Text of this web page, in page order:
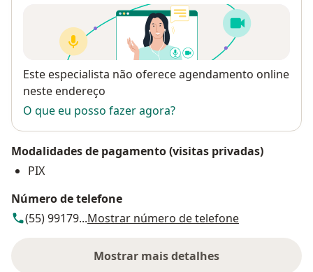
Disponibilidade
Este especialista não oferece agendamento online
neste endereço
O que eu posso fazer agora?
Modalidades de pagamento (visitas privadas)
PIX
Número de telefone
(55) 99179...Mostrar número de telefone
Mostrar mais detalhes
sobre o endereço